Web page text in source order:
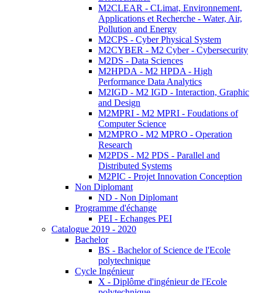
M2CLEAR - CLimat, Environnement,
Applications et Recherche - Water, Air,
Pollution and Energy
M2CPS - Cyber Physical System
M2CYBER - M2 Cyber - Cybersecurity
M2DS - Data Sciences
M2HPDA - M2 HPDA - High
Performance Data Analytics
M2IGD - M2 IGD - Interaction, Graphic
and Design
M2MPRI - M2 MPRI - Foudations of
Computer Science
M2MPRO - M2 MPRO - Operation
Research
M2PDS - M2 PDS - Parallel and
Distributed Systems
M2PIC - Projet Innovation Conception
Non Diplomant
ND - Non Diplomant
Programme d'échange
PEI - Echanges PEI
Catalogue 2019 - 2020
Bachelor
BS - Bachelor of Science de l'Ecole
polytechnique
Cycle Ingénieur
X - Diplôme d'ingénieur de l'Ecole